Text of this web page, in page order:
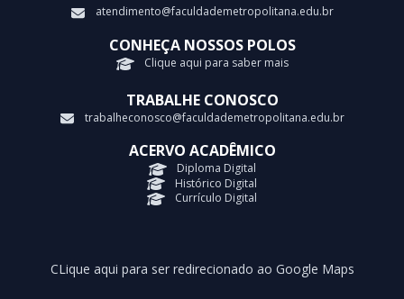
atendimento@faculdademetropolitana.edu.br
CONHEÇA NOSSOS POLOS
Clique aqui para saber mais
TRABALHE CONOSCO
trabalheconosco@faculdademetropolitana.edu.br
ACERVO ACADÊMICO
Diploma Digital
Histórico Digital
Currículo Digital
CLique aqui para ser redirecionado ao Google Maps